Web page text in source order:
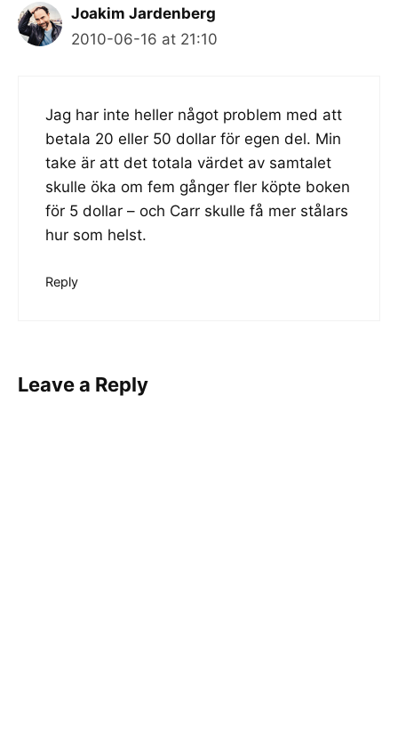
Joakim Jardenberg
2010-06-16 at 21:10
Jag har inte heller något problem med att
betala 20 eller 50 dollar för egen del. Min
take är att det totala värdet av samtalet
skulle öka om fem gånger fler köpte boken
för 5 dollar – och Carr skulle få mer stålars
hur som helst.
Reply
Leave a Reply